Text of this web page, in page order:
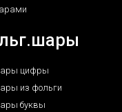
цифры
из фольги
буквы